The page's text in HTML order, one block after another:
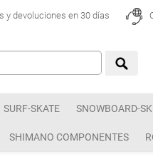
y devoluciones en 30 días
SURF-SKATE SNOWBOARD-
SHIMANO COMPONENTES